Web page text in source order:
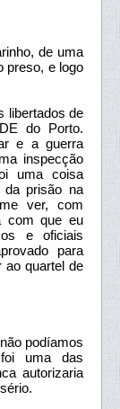
de uma
preso, e logo
libertados de
do Porto.
e a guerra
inspecção
uma coisa
da prisão na
ver, com
com que eu
e oficiais
para
ao quartel de
podíamos
uma das
autorizaria